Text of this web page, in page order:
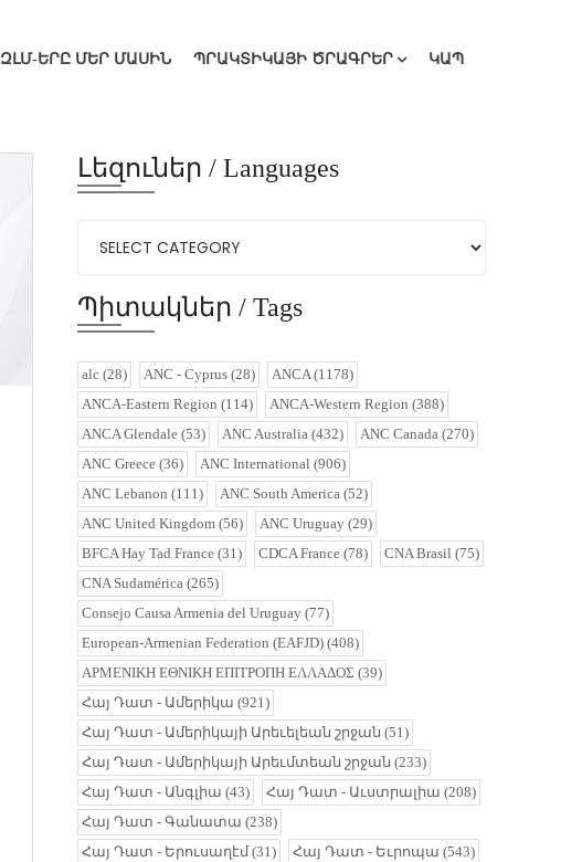
ԶԼՄ-ԵՐԸ ՄԵՐ ՄԱՍԻՆ ՊՐԱԿՏԻԿԱՅԻ ԾՐԱԳՐԵՐ ԿԱՊ
Լեզուներ / Languages
Պիտակներ / Tags
alc (28) ANC - Cyprus (28) ANCA(1178)
ANCA-Eastern Region (114) ANCA-Western Region (388)
ANCA Glendale (53) ANC Australia (432) ANC Canada (270)
ANC Greece (36) ANC International (906)
ANC Lebanon (111) ANC South America (52)
ANC United Kingdom (56) ANC Uruguay (29)
BFCA Hay Tad France (31) CDCA France (78) CNA Brasil (75)
CNA Sudamérica (265)
Consejo Causa Armenia del Uruguay (77)
European-Armenian Federation (EAFJD) (408)
ΑΡΜΕΝΙΚΗ ΕΘΝΙΚΗ ΕΠΙΤΡΟΠΗ ΕΛΛΑΔΟΣ (39)
Հայ Դատ - Ամերիկա (921)
Հայ Դատ - Ամերիկայի Արեւելեան շրջան (51)
Հայ Դատ - Ամերիկայի Արեւմտեան շրջան (233)
Հայ Դատ - Անգլիա (43) Հայ Դատ - Աւստրալիա (208)
Հայ Դատ - Գանատա (238)
Հայ Դատ - Երուսաղէմ(31) Հայ Դատ - Եւրոպա (543)